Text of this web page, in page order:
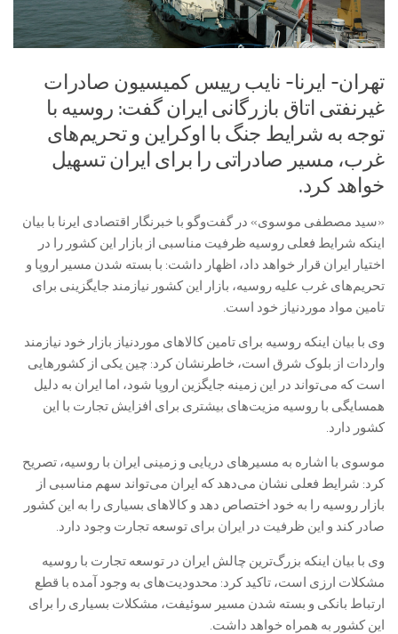
تهران- ایرنا- نایب رییس کمیسیون صادرات
غیرنفتی اتاق بازرگانی ایران گفت: روسیه با
توجه به شرایط جنگ با اوکراین و تحریم‌های
غرب، مسیر صادراتی را برای ایران تسهیل
خواهد کرد.
«سید مصطفی موسوی» در گفت‌وگو با خبرنگار اقتصادی ایرنا با بیان
اینکه شرایط فعلی روسیه ظرفیت مناسبی از بازار این کشور را در
اختیار ایران قرار خواهد داد، اظهار داشت: با بسته شدن مسیر اروپا و
تحریم‌های غرب علیه روسیه، بازار این کشور نیازمند جایگزینی برای
تامین مواد موردنیاز خود است.
وی با بیان اینکه روسیه برای تامین کالاهای موردنیاز بازار خود نیازمند
واردات از بلوک شرق است، خاطرنشان کرد: چین یکی از کشورهایی
است که می‌تواند در این زمینه جایگزین اروپا شود، اما ایران به دلیل
همسایگی با روسیه مزیت‌های بیشتری برای افزایش تجارت با این
کشور دارد.
موسوی با اشاره به مسیرهای دریایی و زمینی ایران با روسیه، تصریح
کرد: شرایط فعلی نشان می‌دهد که ایران می‌تواند سهم مناسبی از
بازار روسیه را به خود اختصاص دهد و کالاهای بسیاری را به این کشور
صادر کند و این ظرفیت در ایران برای توسعه تجارت وجود دارد.
وی با بیان اینکه بزرگ‌ترین چالش ایران در توسعه تجارت با روسیه
مشکلات ارزی است، تاکید کرد: محدودیت‌های به وجود آمده با قطع
ارتباط بانکی و بسته شدن مسیر سوئیفت، مشکلات بسیاری را برای
این کشور به همراه خواهد داشت.